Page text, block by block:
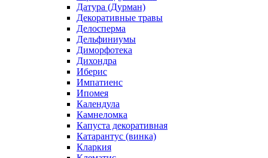
Датура (Дурман)
Декоративные травы
Делосперма
Дельфиниумы
Диморфотека
Дихондра
Иберис
Импатиенс
Ипомея
Календула
Камнеломка
Капуста декоративная
Катарантус (винка)
Кларкия